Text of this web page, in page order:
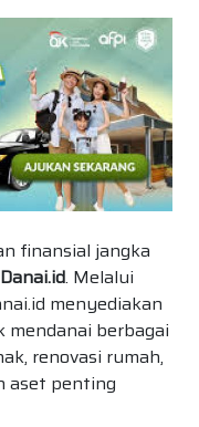
finansial jangka
Danai.id. Melalui
menyediakan
mendanai berbagai
renovasi rumah,
aset penting